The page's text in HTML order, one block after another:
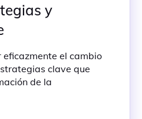
y
eficazmente el cambio
clave que
de la